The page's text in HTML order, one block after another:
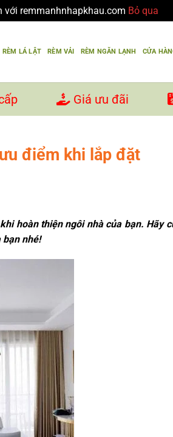
với remmanhnhapkhau.com Bỏ qua
RÈM LÁ LẬT RÈM VẢI RÈM NGĂN LẠNH CỬA
Giá ưu đãi
điểm khi lắp đặt
hoàn thiện ngôi nhà của bạn. Hãy
nhé!